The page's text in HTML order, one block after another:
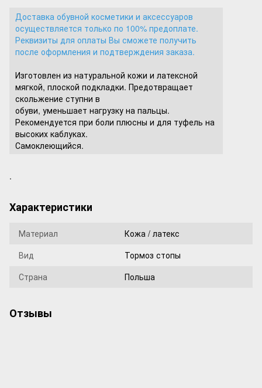
Доставка обувной косметики и аксессуаров
осуществляется только по 100% предоплате.
Реквизиты для оплаты Вы сможете получить
после оформления и подтверждения заказа.
Изготовлен из натуральной кожи и латексной
мягкой, плоской подкладки. Предотвращает
скольжение ступни в
обуви, уменьшает нагрузку на пальцы.
Рекомендуется при боли плюсны и для туфель на
высоких каблуках.
Самоклеющийся.
.
Характеристики
Материал
Кожа / латекс
Вид
Тормоз стопы
Страна
Польша
Отзывы